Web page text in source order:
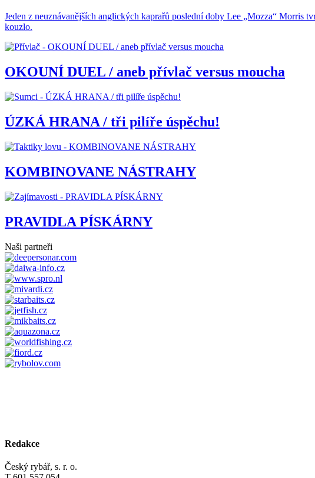
Jeden z neuznávanějších anglických kaprařů poslední doby Lee „Mozza“ Morris
kouzlo.
OKOUNÍ DUEL / aneb přívlač versus moucha
ÚZKÁ HRANA / tři pilíře úspěchu!
KOMBINOVANE NÁSTRAHY
PRAVIDLA PÍSKÁRNY
Naši partneři
Redakce
Český rybář, s. r. o.